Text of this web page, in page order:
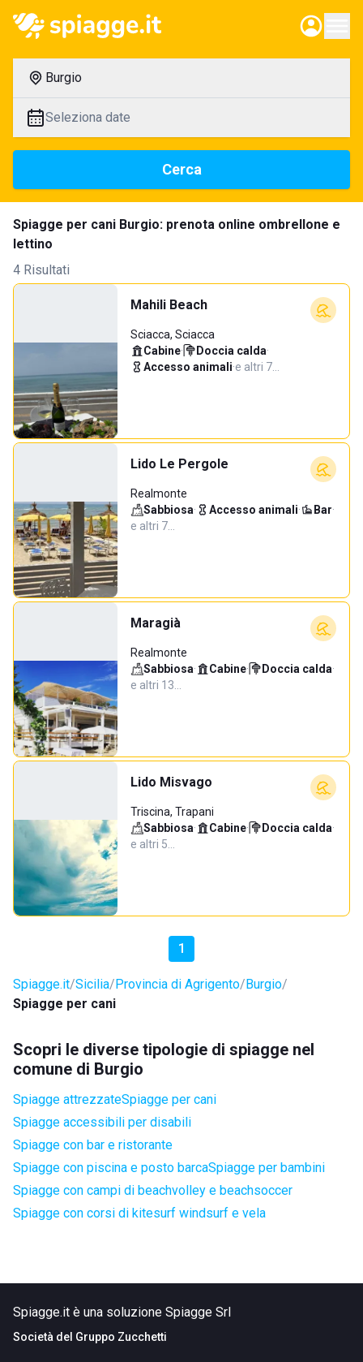
Burgio
Seleziona date
Cerca
Spiagge per cani Burgio: prenota online ombrellone e
lettino
4 Risultati
Mahili Beach
Sciacca, Sciacca
Cabine· Doccia calda·
Accesso animali·e altri 7…
Lido Le Pergole
Realmonte
Sabbiosa· Accesso animali· Bar·
e altri 7…
Maragià
Realmonte
Sabbiosa· Cabine· Doccia calda·
e altri 13…
Lido Misvago
Triscina, Trapani
Sabbiosa· Cabine· Doccia calda·
e altri 5…
1
Spiagge.it Sicilia Provincia di Agrigento Burgio
Spiagge per cani
Scopri le diverse tipologie di spiagge nel
comune di Burgio
Spiagge attrezzateSpiagge per cani
Spiagge accessibili per disabili
Spiagge con bar e ristorante
Spiagge con piscina e posto barcaSpiagge per bambini
Spiagge con campi di beachvolley e beachsoccer
Spiagge con corsi di kitesurf windsurf e vela
Spiagge.it è una soluzione Spiagge Srl
Società del Gruppo Zucchetti